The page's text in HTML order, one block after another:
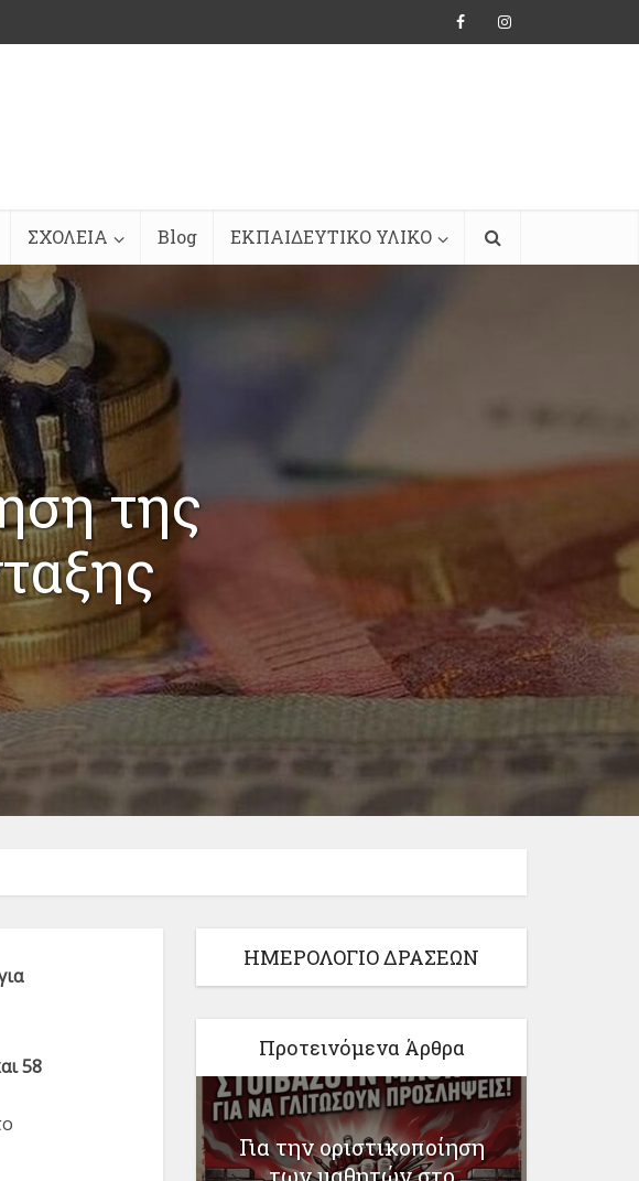
ΣΧΟΛΕΙΑ Blog ΕΚΠΑΙΔΕΥΤΙΚΟ ΥΛΙΚΟ
της
58
ΗΜΕΡΟΛΟΓΙΟ ΔΡΑΣΕΩΝ
Προτεινόμενα Άρθρα
Για την οριστικοποίηση
των μαθητών στο